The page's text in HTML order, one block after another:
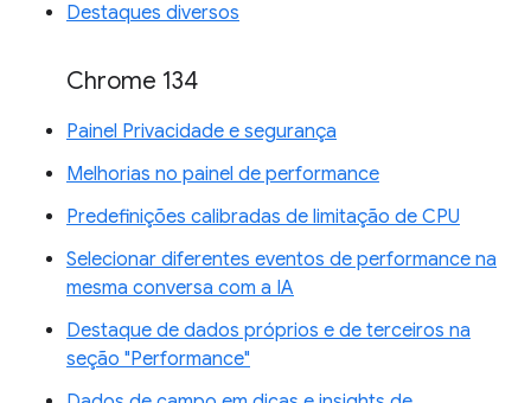
Destaques diversos
Chrome 134
Painel Privacidade e segurança
Melhorias no painel de performance
Predefinições calibradas de limitação de CPU
Selecionar diferentes eventos de performance na
mesma conversa com a IA
Destaque de dados próprios e de terceiros na
seção "Performance"